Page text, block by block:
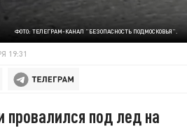
ФОТО: ТЕЛЕГРАМ-КАНАЛ "БЕЗОПАСНОСТЬ ПОДМОСКОВЬЯ".
19:31
под лед на